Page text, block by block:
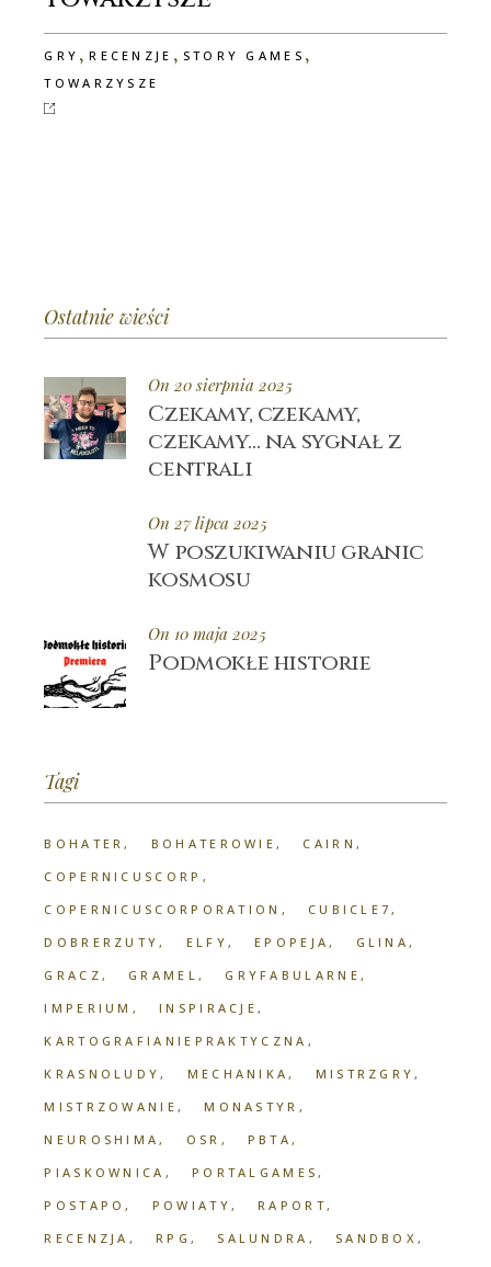
GRY ,RECENZJE , STORY GAMES ,
TOWARZYSZE
Ostatnie wieści
On 20 sierpnia 2025
Czekamy, czekamy,
czekamy… na sygnał z
centrali
On 27 lipca 2025
W poszukiwaniu granic
kosmosu
On 10 maja 2025
Podmokłe historie
Tagi
BOHATER BOHATEROWIE
CAIRN
COPERNICUSCORP
COPERNICUSCORPORATION
CUBICLE7
DOBRERZUTY
ELFY EPOPEJA
GLINA
GRACZ
GRAMEL
GRYFABULARNE
IMPERIUM
INSPIRACJE
KARTOGRAFIANIEPRAKTYCZNA
KRASNOLUDY
MECHANIKA
MISTRZGRY
MISTRZOWANIE
MONASTYR
NEUROSHIMA
OSR
PBTA
PIASKOWNICA
PORTALGAMES
POSTAPO
POWIATY
RAPORT
RECENZJA
RPG SALUNDRA
SANDBOX